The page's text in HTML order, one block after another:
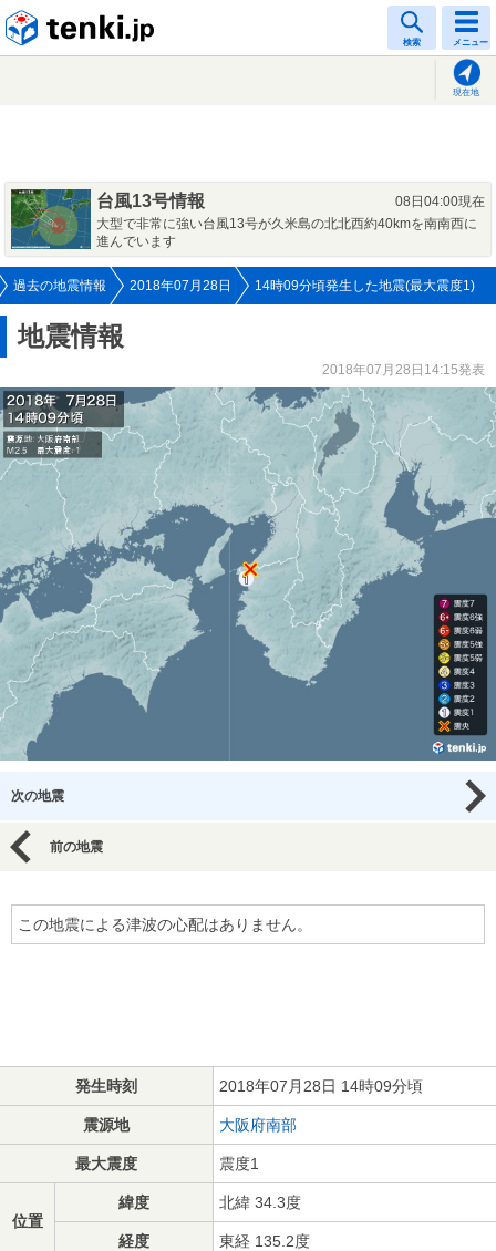
検索 メニュー
現在地
台風13号情報
08日04:00現在
大型で非常に強い台風13号が久米島の北北西約40kmを南南西に
進んでいます
過去の地震情報 2018年07月28日 14時09分頃発生した地震(最大震度1)
地震情報
2018年07月28日14:15発表
次の地震
前の地震
この地震による津波の心配はありません。
発生時刻 2018年07月28日 14時09分頃
震源地 大阪府南部
最大震度 震度1
位置
緯度 北緯 34.3度
経度 東経 135.2度